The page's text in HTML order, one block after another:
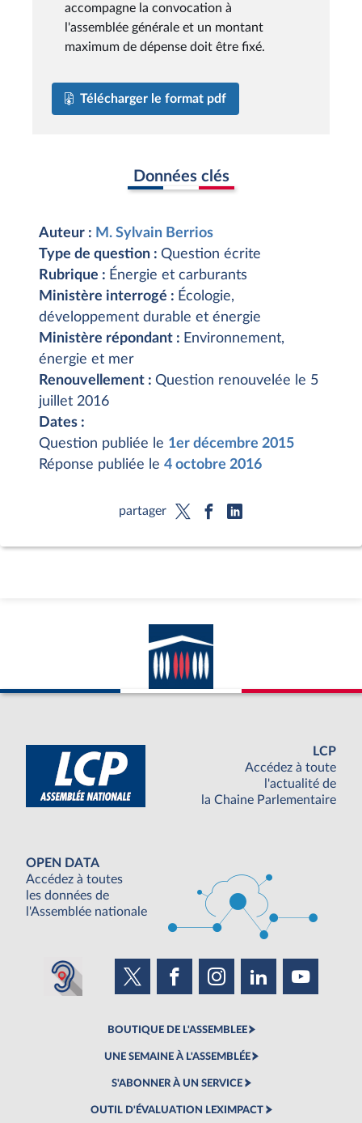
accompagne la convocation à
l'assemblée générale et un montant
maximum de dépense doit être fixé.
Télécharger le format pdf
Données clés
Auteur : M. Sylvain Berrios
Type de question : Question écrite
Rubrique : Énergie et carburants
Ministère interrogé : Écologie,
développement durable et énergie
Ministère répondant : Environnement,
énergie et mer
Renouvellement : Question renouvelée le 5
juillet 2016
Dates :
Question publiée le 1er décembre 2015
Réponse publiée le 4 octobre 2016
partager
LCP
Accédez à toute
l'actualité de
la Chaine Parlementaire
OPEN DATA
Accédez à toutes
les données de
l'Assemblée nationale
BOUTIQUE DE L'ASSEMBLEE
UNE SEMAINE À L'ASSEMBLÉE
S'ABONNER À UN SERVICE
OUTIL D'ÉVALUATION LEXIMPACT